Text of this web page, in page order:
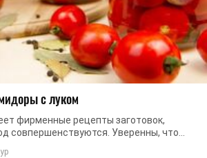
с луком
фирменные рецепты заготовок,
совпершенствуются. Уверенны, что
с нашим рецептом ...